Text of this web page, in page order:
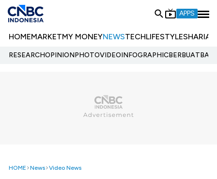
APPS
HOMEMARKETMY MONEYNEWSTECHLIFESTYLESHARIA
RESEARCHOPINIONPHOTOVIDEOINFOGRAPHIC
HOME News Video News